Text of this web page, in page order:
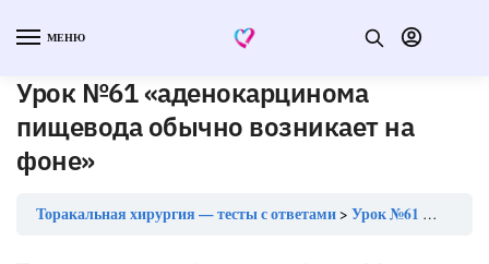
МЕНЮ
Урок №61 «аденокарцинома
пищевода обычно возникает на
фоне»
Торакальная хирургия — тесты с ответами Урок №61 «аденокарцинома пищевода обычно возникает на фоне»